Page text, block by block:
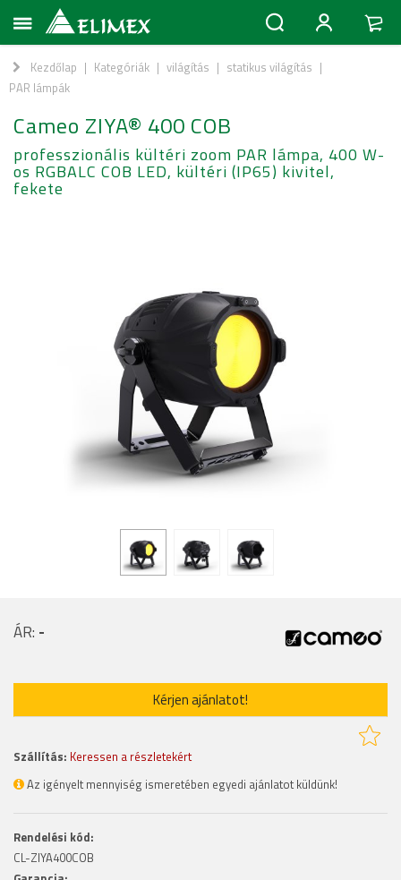
Kezdőlap | Kategóriák | világítás | statikus világítás |
PAR lámpák
Cameo ZIYA® 400 COB
professzionális kültéri zoom PAR lámpa, 400 W-
os RGBALC COB LED, kültéri (IP65) kivitel,
fekete
ÁR: -
Kérjen ajánlatot!
Szállítás: Keressen a részletekért
Az igényelt mennyiség ismeretében egyedi ajánlatot küldünk!
Rendelési kód:
CL-ZIYA400COB